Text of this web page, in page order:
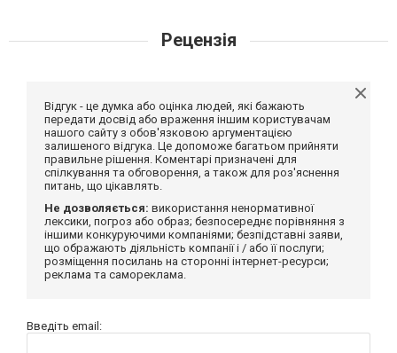
Рецензія
Відгук - це думка або оцінка людей, які бажають
передати досвід або враження іншим користувачам
нашого сайту з обов'язковою аргументацією
залишеного відгука. Це допоможе багатьом прийняти
правильне рішення. Коментарі призначені для
спілкування та обговорення, а також для роз'яснення
питань, що цікавлять.
Не дозволяється: використання ненормативної
лексики, погроз або образ; безпосереднє порівняння з
іншими конкуруючими компаніями; безпідставні заяви,
що ображають діяльність компанії і / або її послуги;
розміщення посилань на сторонні інтернет-ресурси;
реклама та самореклама.
Введіть email: